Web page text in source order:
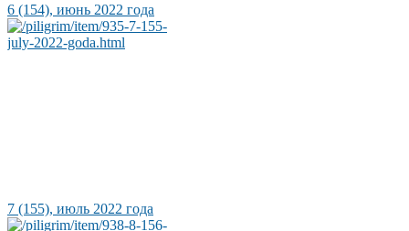
6 (154), июнь 2022 года
7 (155), июль 2022 года